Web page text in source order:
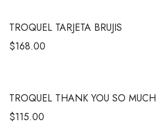
TROQUEL TARJETA BRUJIS
$168.00
TROQUEL THANK YOU SO MUCH
$115.00